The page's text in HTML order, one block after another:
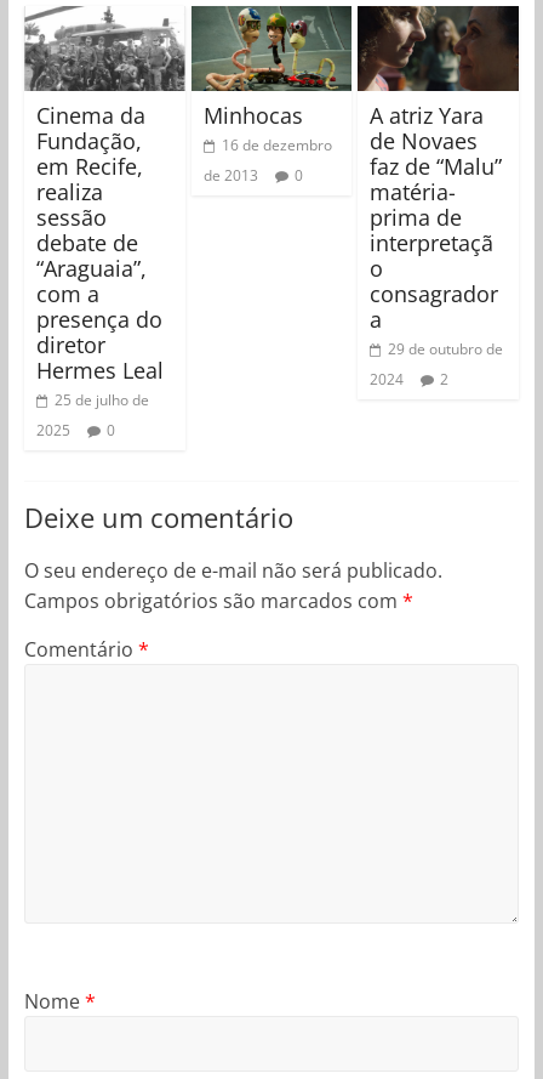
Cinema da
Fundação,
em Recife,
realiza
sessão
debate de
“Araguaia”,
com a
presença do
diretor
Hermes Leal
25 de julho de
2025
0
Minhocas
16 de dezembro
de 2013
0
A atriz Yara
de Novaes
faz de “Malu”
matéria-
prima de
interpretaçã
o
consagrador
a
29 de outubro de
2024
2
Deixe um comentário
O seu endereço de e-mail não será publicado.
Campos obrigatórios são marcados com *
Comentário *
Nome*